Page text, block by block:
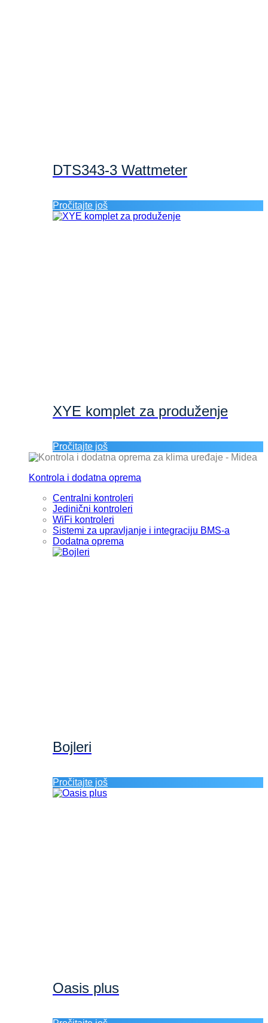
DTS343-3 Wattmeter
Pročitajte još
XYE komplet za produženje
Pročitajte još
Kontrola i dodatna oprema
Centralni kontroleri
Jedinični kontroleri
WiFi kontroleri
Sistemi za upravljanje i integraciju BMS-a
Dodatna oprema
Bojleri
Pročitajte još
Oasis plus